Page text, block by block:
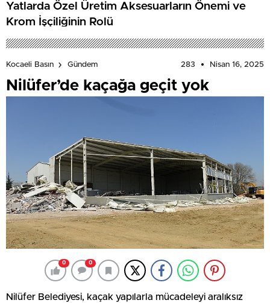
Yatlarda Özel Üretim Aksesuarların Önemi ve
Krom İşçiliğinin Rolü
Kocaeli Basın Gündem 283 Nisan 16, 2025
Nilüfer’de kaçağa geçit yok
0 0
Nilüfer Belediyesi, kaçak yapılarla mücadeleyi aralıksız